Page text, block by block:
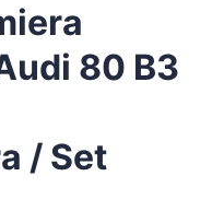
80 B3
/ Set